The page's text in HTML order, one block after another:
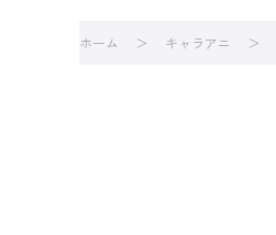
ホーム キャラアニ